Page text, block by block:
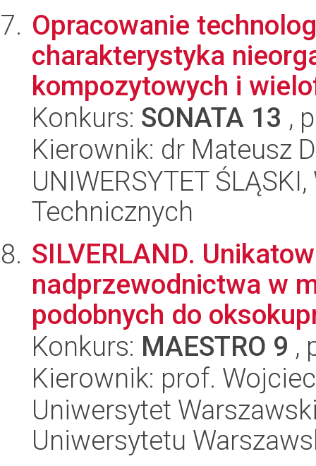
Opracowanie
charakterystyka
kompozytowych i
Konkurs: SONATA 13 ,
Kierownik: dr Mateusz
UNIWERSYTET
Technicznych
SILVERLAND.
nadprzewodnictwa w
podobnych do
Konkurs: MAESTRO 9 ,
Kierownik: prof.
Uniwersytet
Uniwersytetu